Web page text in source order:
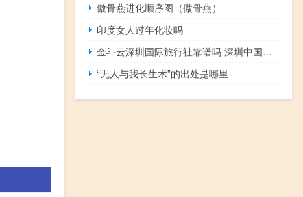
傲骨燕进化顺序图（傲骨燕）
印度女人过年化妆吗
金斗云深圳国际旅行社靠谱吗 深圳中国国际旅行社
“无人与我长生术”的出处是哪里